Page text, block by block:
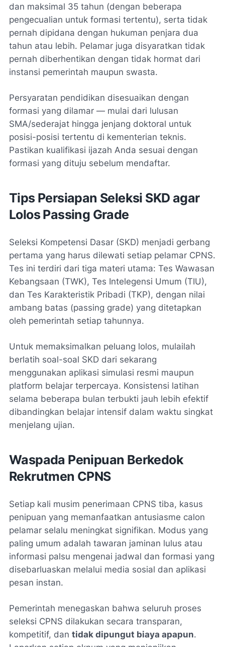
dan maksimal 35 tahun (dengan beberapa
pengecualian untuk formasi tertentu), serta tidak
pernah dipidana dengan hukuman penjara dua
tahun atau lebih. Pelamar juga disyaratkan tidak
pernah diberhentikan dengan tidak hormat dari
instansi pemerintah maupun swasta.
Persyaratan pendidikan disesuaikan dengan
formasi yang dilamar — mulai dari lulusan
SMA/sederajat hingga jenjang doktoral untuk
posisi-posisi tertentu di kementerian teknis.
Pastikan kualifikasi ijazah Anda sesuai dengan
formasi yang dituju sebelum mendaftar.
Tips Persiapan Seleksi SKD agar
Lolos Passing Grade
Seleksi Kompetensi Dasar (SKD) menjadi gerbang
pertama yang harus dilewati setiap pelamar CPNS.
Tes ini terdiri dari tiga materi utama: Tes Wawasan
Kebangsaan (TWK), Tes Intelegensi Umum (TIU),
dan Tes Karakteristik Pribadi (TKP), dengan nilai
ambang batas (passing grade) yang ditetapkan
oleh pemerintah setiap tahunnya.
Untuk memaksimalkan peluang lolos, mulailah
berlatih soal-soal SKD dari sekarang
menggunakan aplikasi simulasi resmi maupun
platform belajar terpercaya. Konsistensi latihan
selama beberapa bulan terbukti jauh lebih efektif
dibandingkan belajar intensif dalam waktu singkat
menjelang ujian.
Waspada Penipuan Berkedok
Rekrutmen CPNS
Setiap kali musim penerimaan CPNS tiba, kasus
penipuan yang memanfaatkan antusiasme calon
pelamar selalu meningkat signifikan. Modus yang
paling umum adalah tawaran jaminan lulus atau
informasi palsu mengenai jadwal dan formasi yang
disebarluaskan melalui media sosial dan aplikasi
pesan instan.
Pemerintah menegaskan bahwa seluruh proses
seleksi CPNS dilakukan secara transparan,
kompetitif, dan tidak dipungut biaya apapun.